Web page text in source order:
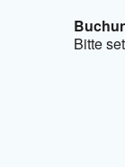
Bitte